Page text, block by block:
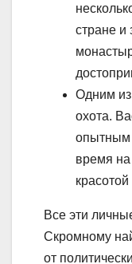
стране и
Одним из
охота.
опытным
время
Все эти
Скромному
от